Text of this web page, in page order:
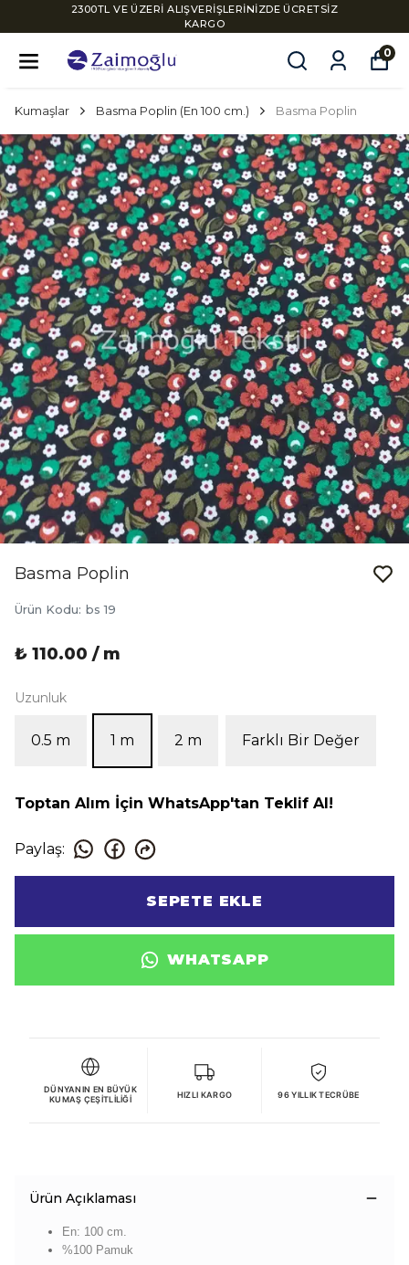
2300TL VE ÜZERİ ALIŞVERİŞLERİNİZDE ÜCRETSİZ
KARGO
0
Kumaşlar Basma Poplin (En 100 cm.) Basma Poplin
Basma Poplin
Ürün Kodu: bs 19
₺ 110.00 / m
Uzunluk
0.5 m 1 m 2 m Farklı Bir Değer
Toptan Alım İçin WhatsApp'tan Teklif Al!
Paylaş:
SEPETE EKLE
WHATSAPP
DÜNYANIN EN BÜYÜK
KUMAŞ ÇEŞITLILIĞI
HIZLI KARGO 96 YILLIK TECRÜBE
Ürün Açıklaması
En: 100 cm.
%100 Pamuk